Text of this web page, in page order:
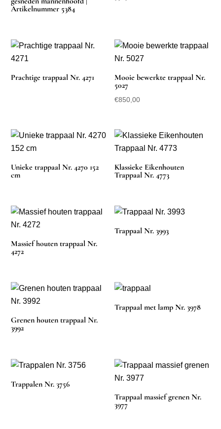
Artikelnummer 5384
Prachtige trappaal Nr. 4271
Mooie bewerkte trappaal Nr.
5027
€850,00
Unieke trappaal Nr. 4270 152
cm
Klassieke Eikenhouten
Trappaal Nr. 4773
Massief houten trappaal Nr.
4272
Trappaal Nr. 3993
Grenen houten trappaal Nr.
3992
Trappaal met lamp Nr. 3978
Trappalen Nr. 3756
Trappaal massief grenen Nr.
3977